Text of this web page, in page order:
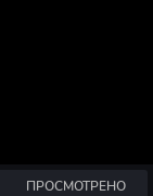
ПРОСМОТРЕНО